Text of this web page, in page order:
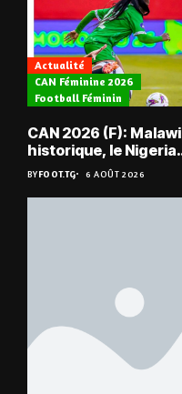
Actualité
CAN Féminine 2026
Football Féminin
CAN 2026 (F): Malawi
historique, le Nigeria
sauvé, la Zambie
éliminée
BYFOOT.TG 6 AOÛT 2026